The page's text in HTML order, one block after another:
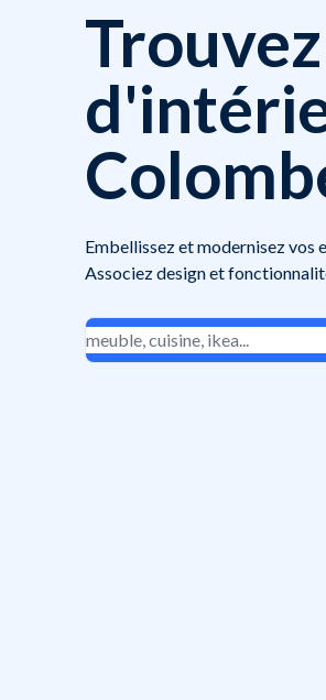
Embellissez et modernisez vos
Associez design et